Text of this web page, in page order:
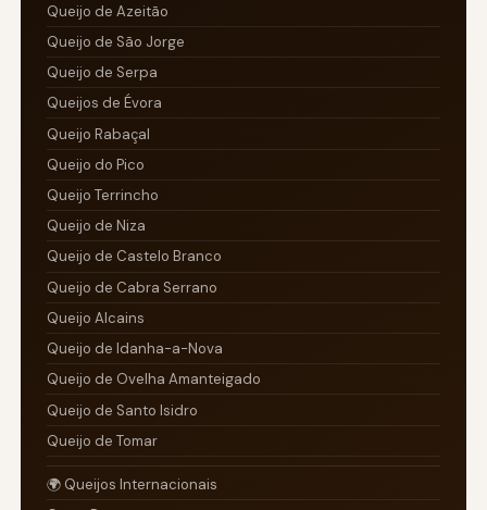
Queijo de Azeitão
Queijo de São Jorge
Queijo de Serpa
Queijos de Évora
Queijo Rabaçal
Queijo do Pico
Queijo Terrincho
Queijo de Niza
Queijo de Castelo Branco
Queijo de Cabra Serrano
Queijo Alcains
Queijo de Idanha-a-Nova
Queijo de Ovelha Amanteigado
Queijo de Santo Isidro
Queijo de Tomar
🌍 Queijos Internacionais